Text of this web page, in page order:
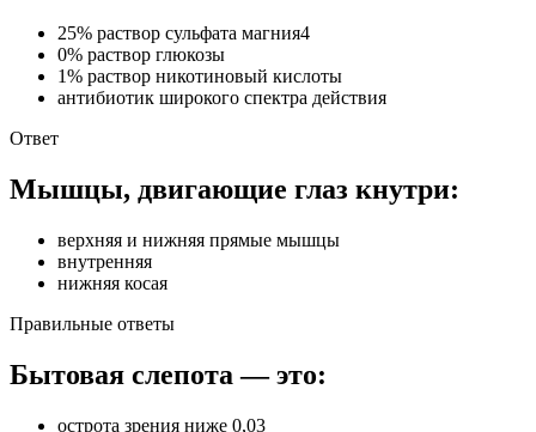
25% раствор сульфата магния4
0% раствор глюкозы
1% раствор никотиновый кислоты
антибиотик широкого спектра действия
Ответ
Мышцы, двигающие глаз кнутри:
верхняя и нижняя прямые мышцы
внутренняя
нижняя косая
Правильные ответы
Бытовая слепота — это:
острота зрения ниже 0,03